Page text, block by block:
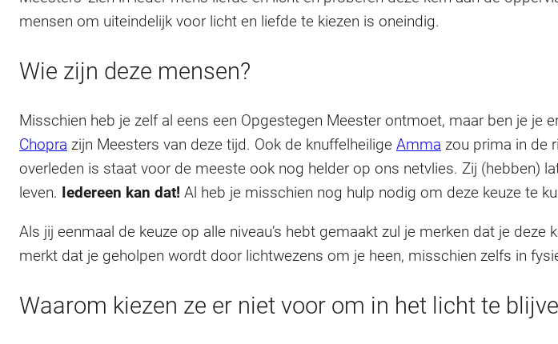
mensen om uiteindelijk voor licht en liefde te kiezen is oneindig.
Wie zijn deze mensen?
Misschien heb je zelf al eens een Opgestegen Meester ontmoet, maar ben je je
Chopra zijn Meesters van deze tijd. Ook de knuffelheilige Amma zou prima in de
overleden is staat voor de meeste ook nog helder op ons netvlies. Zij (hebben)
leven. Iedereen kan dat! Al heb je misschien nog hulp nodig om deze keuze te
Als jij eenmaal de keuze op alle niveau’s hebt gemaakt zul je merken dat je
merkt dat je geholpen wordt door lichtwezens om je heen, misschien zelfs in
Waarom kiezen ze er niet voor om in het licht te